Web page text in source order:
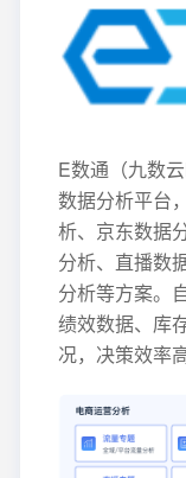
E数通（九数
数据分析平台
析、京东数据
分析、直播数
分析等方案。
绩效数据、库
况，决策效率高